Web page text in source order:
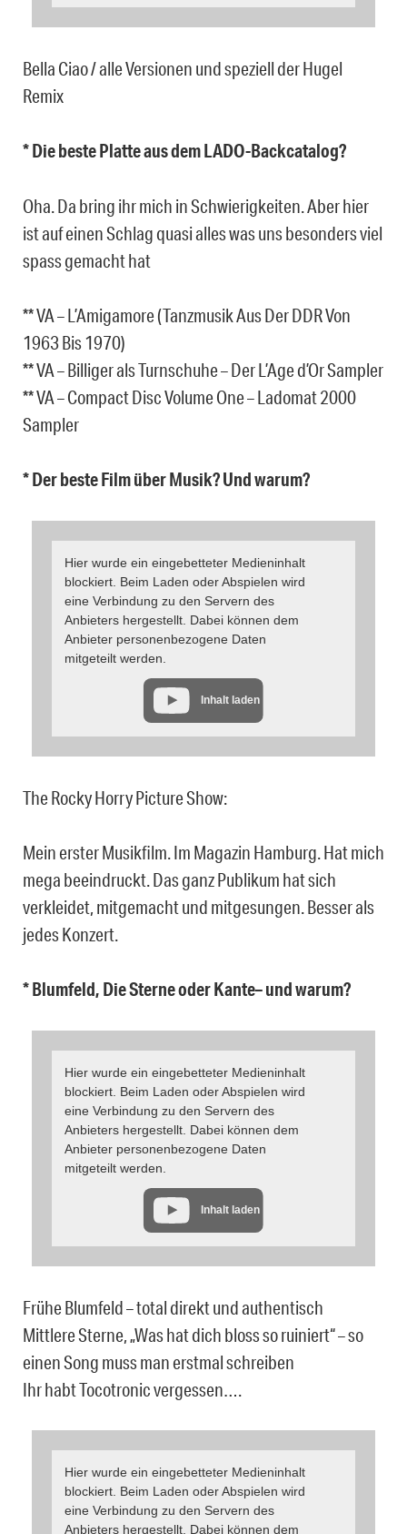
Bella Ciao / alle Versionen und speziell der Hugel
Remix
* Die beste Platte aus dem LADO-Backcatalog?
Oha. Da bring ihr mich in Schwierigkeiten. Aber hier
ist auf einen Schlag quasi alles was uns besonders viel
spass gemacht hat
** VA – L’Amigamore (Tanzmusik Aus Der DDR Von
1963 Bis 1970)
** VA – Billiger als Turnschuhe – Der L’Age d’Or Sampler
** VA – Compact Disc Volume One – Ladomat 2000
Sampler
* Der beste Film über Musik? Und warum?
Hier wurde ein eingebetteter Medieninhalt
blockiert. Beim Laden oder Abspielen wird
eine Verbindung zu den Servern des
Anbieters hergestellt. Dabei können dem
Anbieter personenbezogene Daten
mitgeteilt werden.
Inhalt laden
The Rocky Horry Picture Show:
Mein erster Musikfilm. Im Magazin Hamburg. Hat mich
mega beeindruckt. Das ganz Publikum hat sich
verkleidet, mitgemacht und mitgesungen. Besser als
jedes Konzert.
* Blumfeld, Die Sterne oder Kante– und warum?
Hier wurde ein eingebetteter Medieninhalt
blockiert. Beim Laden oder Abspielen wird
eine Verbindung zu den Servern des
Anbieters hergestellt. Dabei können dem
Anbieter personenbezogene Daten
mitgeteilt werden.
Inhalt laden
Frühe Blumfeld – total direkt und authentisch
Mittlere Sterne, „Was hat dich bloss so ruiniert“ – so
einen Song muss man erstmal schreiben
Ihr habt Tocotronic vergessen….
Hier wurde ein eingebetteter Medieninhalt
blockiert. Beim Laden oder Abspielen wird
eine Verbindung zu den Servern des
Anbieters hergestellt. Dabei können dem